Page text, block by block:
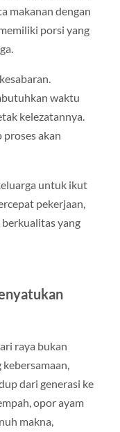
makanan dengan
porsi yang
waktu
kelezatannya.
akan
untuk ikut
pekerjaan,
yang
raya bukan
dari generasi ke
opor ayam
makna,